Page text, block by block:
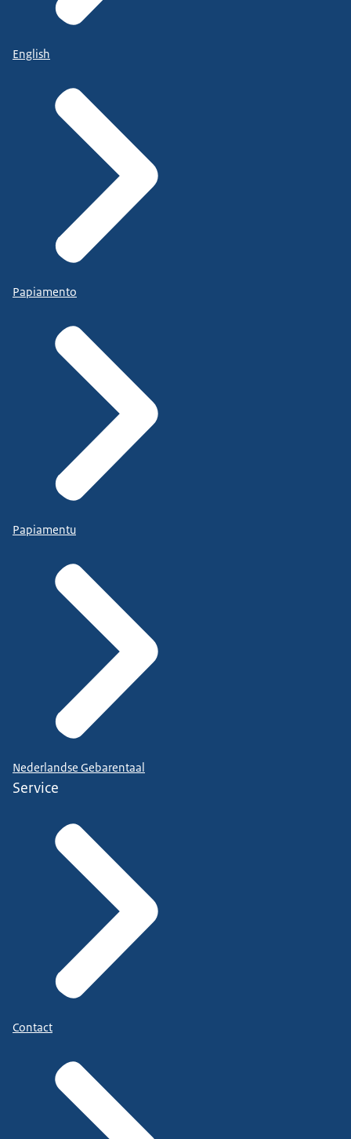
English
Papiamento
Papiamentu
Nederlandse Gebarentaal
Service
Contact